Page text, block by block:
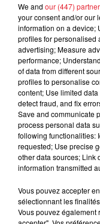
0:00
2 juin 2026 - 1 min
MORNING
Le Morning Show
We and our (447)
your consent and/or our
information on a device;
profiles for personalised
advertising; Measure
performance;
of data from different
profiles to personalise
content; Use limited
detect fraud, and fix
Save and communicate
process personal data
following functionalities:
requested; Use precise
other data sources; Link
information transmitted
Vous pouvez accepter
sélectionnant les
Vous pouvez également